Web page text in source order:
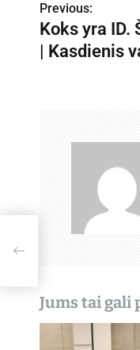
N
a
i
t
Previous:
Koks yra
| Kasdienis
Jums tai gali